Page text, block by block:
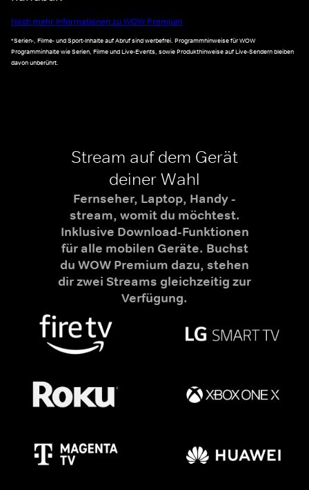
Noch mehr Informationen zu WOW Premium
*Serien-, Filme- und Sport-Inhalte auf Abruf sind werbefrei. Programmhinweise für WOW
Programminhalte wie Serien, Filme und Live-Events, sowie Produkthinweise auf Live-Sendern bleiben
davon unberührt.
Stream auf dem Gerät
deiner Wahl
Fernseher, Laptop, Handy -
stream, womit du möchtest.
Inklusive Download-Funktionen
für alle mobilen Geräte. Buchst
du WOW Premium dazu, stehen
dir zwei Streams gleichzeitig zur
Verfügung.